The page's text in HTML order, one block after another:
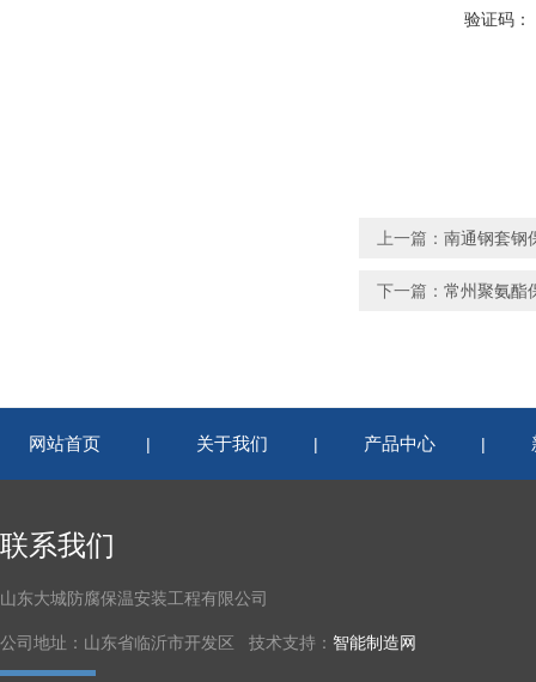
验证码：
上一篇： 南通钢套钢
下一篇： 常州聚氨酯
网站首页 | 关于我们 | 产品中心 |
联系我们
山东大城防腐保温安装工程有限公司
公司地址：山东省临沂市开发区 技术支持： 智能制造网